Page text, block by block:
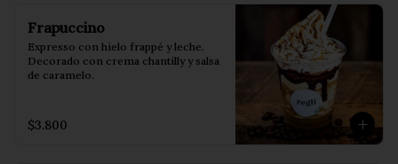
Frapuccino
Expresso con hielo frappé y leche.
Decorado con crema chantilly y salsa
de caramelo.
$3.800